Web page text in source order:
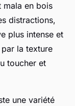
mala en bois
distractions,
plus intense et
par la texture
toucher et
une variété